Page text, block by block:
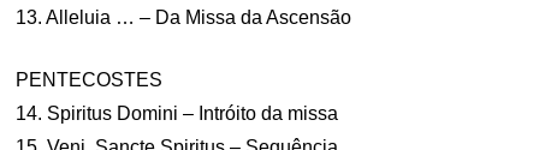
13. Alleluia … – Da Missa da Ascensão
PENTECOSTES
14. Spiritus Domini – Intróito da missa